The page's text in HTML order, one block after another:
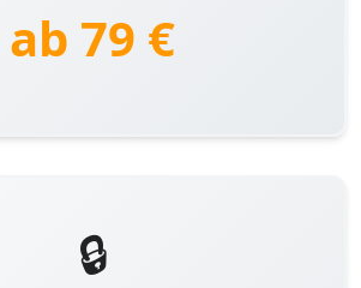
ab 79 €
🔒